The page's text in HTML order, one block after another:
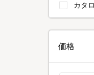
カタ
価格